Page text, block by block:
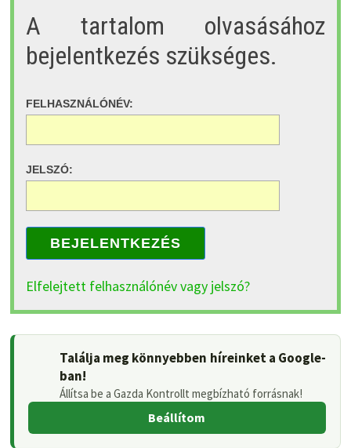
A tartalom olvasásához
bejelentkezés szükséges.
FELHASZNÁLÓNÉV:
JELSZÓ:
BEJELENTKEZÉS
Elfelejtett felhasználónév vagy jelszó?
Találja meg könnyebben híreinket a Google-
ban!
Állítsa be a Gazda Kontrollt megbízható forrásnak!
Beállítom